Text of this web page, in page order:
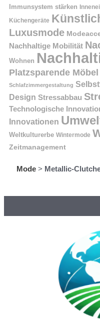
Immunsystem stärken
Küchengeräte
Luxusmode
Nachhaltige Mobilität
Wohnen
Platzsparende Möbel
Schlafzimmergestaltung
Design Stressabbau
Technologische
Innovationen
Weltkulturerbe Wintermode
Zeitmanagement
Mode > Metallic-